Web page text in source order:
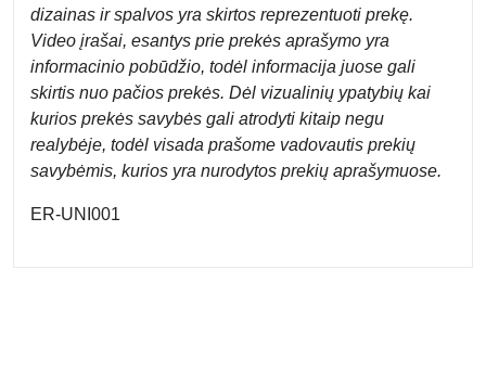
dizainas ir spalvos yra skirtos reprezentuoti prekę.
Video įrašai, esantys prie prekės aprašymo yra
informacinio pobūdžio, todėl informacija juose gali
skirtis nuo pačios prekės. Dėl vizualinių ypatybių kai
kurios prekės savybės gali atrodyti kitaip negu
realybėje, todėl visada prašome vadovautis prekių
savybėmis, kurios yra nurodytos prekių aprašymuose.
ER-UNI001